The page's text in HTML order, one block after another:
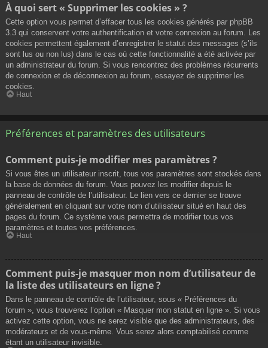
À quoi sert « Supprimer les cookies » ?
Cette option vous permet d’effacer tous les cookies générés par phpBB
3.3 qui conservent votre authentification et votre connexion au forum. Les
cookies permettent également d’enregistrer le statut des messages (s’ils
sont lus ou non lus) dans le cas où cette fonctionnalité a été activée par
un administrateur du forum. Si vous rencontrez des problèmes récurrents
de connexion et de déconnexion au forum, essayez de supprimer les
cookies.
Haut
Préférences et paramètres des utilisateurs
Comment puis-je modifier mes paramètres ?
Si vous êtes un utilisateur inscrit, tous vos paramètres sont stockés dans
la base de données du forum. Vous pouvez les modifier depuis le
panneau de contrôle de l’utilisateur. Le lien vers ce dernier se trouve
généralement en cliquant sur votre nom d’utilisateur situé en haut des
pages du forum. Ce système vous permettra de modifier tous vos
paramètres et toutes vos préférences.
Haut
Comment puis-je masquer mon nom d’utilisateur de
la liste des utilisateurs en ligne ?
Dans le panneau de contrôle de l’utilisateur, sous « Préférences du
forum », vous trouverez l’option « Masquer mon statut en ligne ». Si vous
activez cette option, vous ne serez visible que des administrateurs, des
modérateurs et de vous-même. Vous serez alors comptabilisé comme
étant un utilisateur invisible.